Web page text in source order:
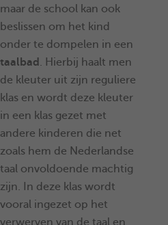
maar de school kan ook
beslissen om het kind
onder te dompelen in een
taalbad . Hierbij haalt men
de kleuter uit zijn reguliere
klas en wordt deze kleuter
in een klas gezet met
andere kinderen die net
zoals hem de Nederlandse
taal onvoldoende machtig
zijn. In deze klas wordt
vooral ingezet op het
verwerven van de taal en